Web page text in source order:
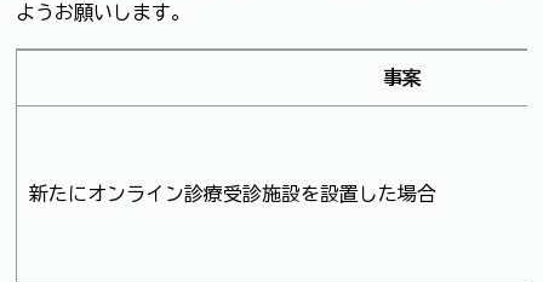
ようお願いします。
事案
新たにオンライン診療受診施設を設置した場合